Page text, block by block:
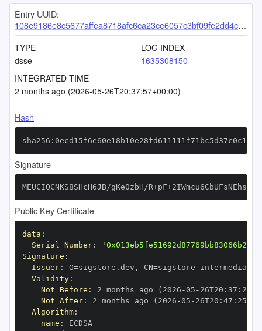
Entry UUID:
108e9186e8c5677affea8718afc6ca23ce6057c3bf09fe2dd4c7331f5f97a292eacda8984251d6e1
TYPE
dsse
LOG INDEX
1635308150
INTEGRATED TIME
2 months ago (2026-05-26T20:37:57+00:00)
Hash
Signature
MEUCIQCNKS8SHcH6JB/gKe0zbH/
Public Key Certificate
data :
Serial Number:
Signature :
Issuer: O=sigstore.dev , CN=sigstore -
Validity:
Not Before : 2 months ago (2026 -05 - 26T20 : 37 :
Not After: 2 months ago (2026 -05 - 26T20 : 47 : 25+00
Algorithm:
name :